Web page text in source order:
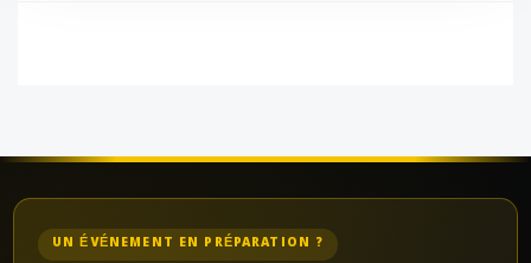
UN ÉVÉNEMENT EN PRÉPARATION ?